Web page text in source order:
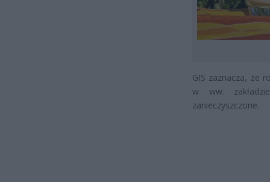
GIS zaznacza, że
w ww.
zanieczyszczone.